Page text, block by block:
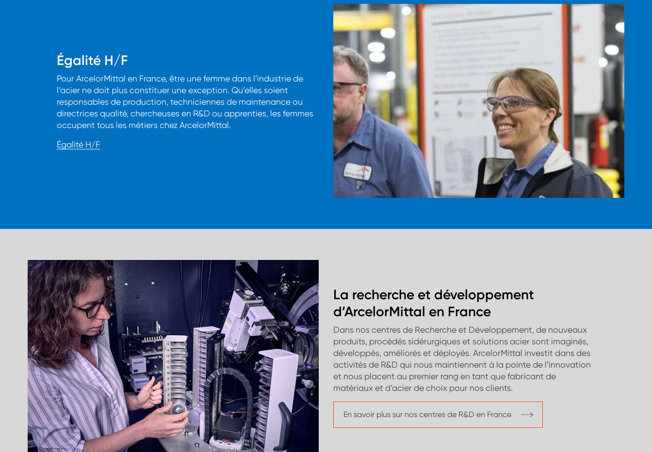
Égalité H/F
Pour ArcelorMittal en France, être une femme dans l’industrie de
l’acier ne doit plus constituer une exception. Qu’elles soient
responsables de production, techniciennes de maintenance ou
directrices qualité, chercheuses en R&D ou apprenties, les femmes
occupent tous les métiers chez ArcelorMittal.
Égalité H/F
La recherche et développement
d’ArcelorMittal en France
Dans nos centres de Recherche et Développement, de nouveaux
produits, procédés sidérurgiques et solutions acier sont imaginés,
développés, améliorés et déployés. ArcelorMittal investit dans des
activités de R&D qui nous maintiennent à la pointe de l’innovation
et nous placent au premier rang en tant que fabricant de
matériaux et d’acier de choix pour nos clients.
En savoir plus sur nos centres de R&D en France